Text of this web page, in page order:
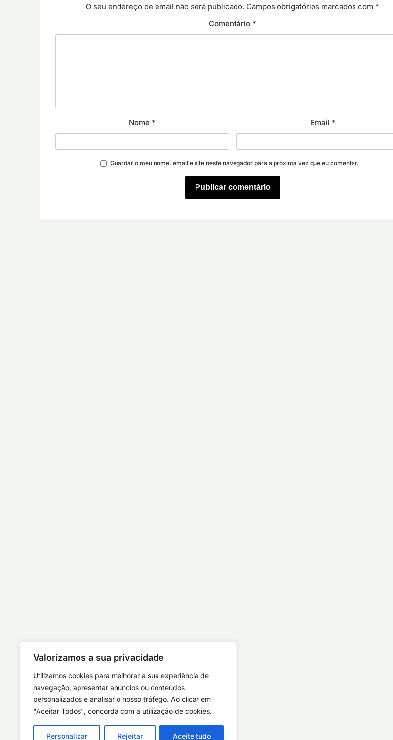
Valorizamos a sua privacidade
Utilizamos cookies para melhorar a sua experiência de
navegação, apresentar anúncios ou conteúdos
personalizados e analisar o nosso tráfego. Ao clicar em
"Aceitar Todos", concorda com a utilização de cookies.
Personalizar Rejeitar Aceite tudo
O seu endereço de email não será publicado. Campos obrigatórios marcados com *
Comentário *
Nome * Email *
Guardar o meu nome, email e site neste navegador para a próxima vez que eu comentar.